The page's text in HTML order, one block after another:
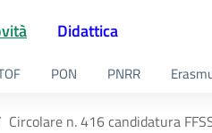
Didattica
PON PNRR
Circolare n. 416 candidatura